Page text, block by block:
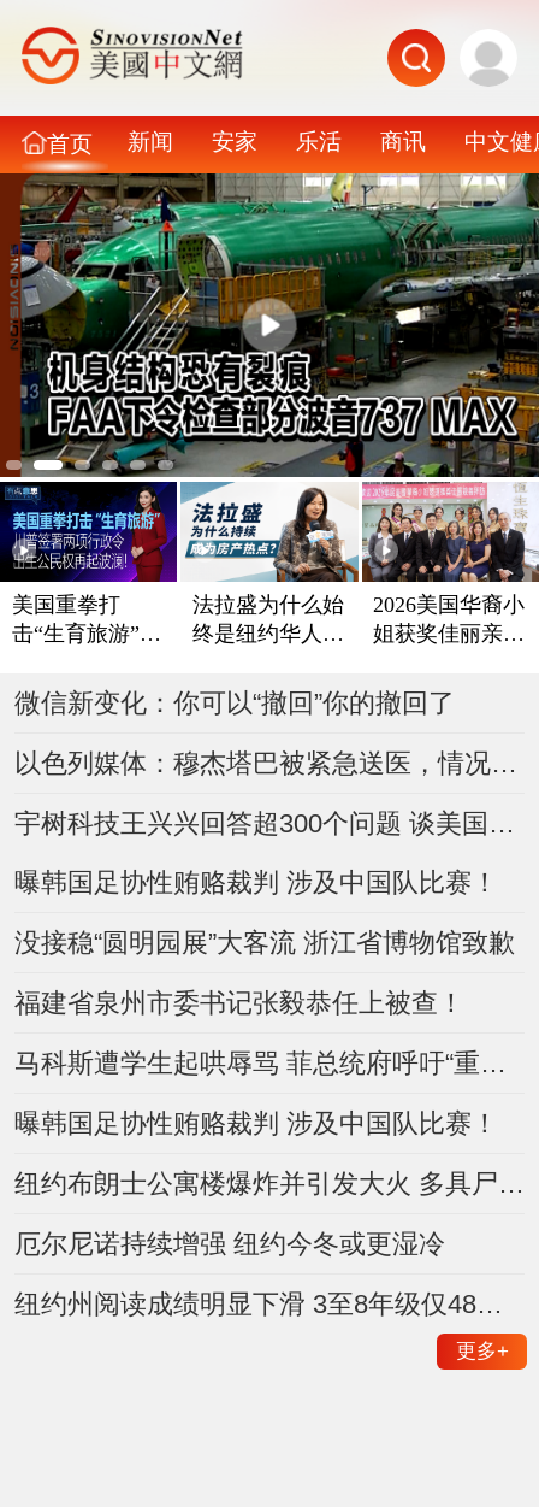
首页 新闻 安家 乐活 商讯 中文健
美国重拳打
击“生育旅游”
政令 出生公民
权再起波澜！
法拉盛为什么始
终是纽约华人置
2026美国华裔小
姐获奖佳丽亲善
宝
微信新变化：你可以“撤回”你的撤回了
以色列媒体：穆杰塔巴被紧急送医，情况危急
宇树科技王兴兴回答超300个问题 谈美国禁令、DeepSeek
曝韩国足协性贿赂裁判 涉及中国队比赛！
没接稳“圆明园展”大客流 浙江省博物馆致歉
福建省泉州市委书记张毅恭任上被查！
马科斯遭学生起哄辱骂 菲总统府呼吁“重拾体面”
曝韩国足协性贿赂裁判 涉及中国队比赛！
纽约布朗士公寓楼爆炸并引发大火 多具尸体被发现
厄尔尼诺持续增强 纽约今冬或更湿冷
纽约州阅读成绩明显下滑 3至8年级仅48%达到标准
更多+